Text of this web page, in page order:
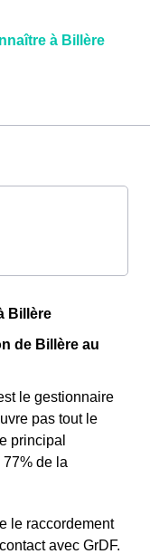
à Billère
Billère
de Billère au
le gestionnaire
pas tout le
principal
de la
le raccordement
avec GrDF.